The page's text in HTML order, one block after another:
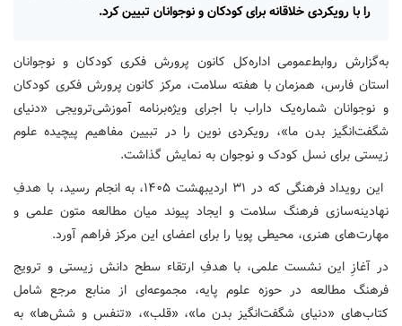
را با رویکردی خلاقانه برای کودکان و نوجوانان تبیین کرد.
به‌گزارش روابط‌عمومی اداره‌کل کانون پرورش فکری کودکان و نوجوانان
استان فارس، همزمان با هفته سلامت، مرکز کانون پرورش فکری کودکان
و نوجوانان شماره‌یک داراب با اجرای ویژه‌برنامه آموزشی‌ترویجی «دنیای
شگفت‌انگیز بدن ما»، رویکردی نوین را در تبیین مفاهیم پیچیده علوم
زیستی برای نسل کودک و نوجوان به نمایش گذاشت.
این رویداد فرهنگی که در ۳۱ اردیبهشت‌ ۱۴۰۵، به انجام رسید، با هدفِ
نهادینه‌سازی فرهنگ سلامت و ایجاد پیوند میان مطالعه متون علمی و
مهارت‌های هنری، محیطی پویا را برای اعضای این مرکز فراهم آورد.
در آغازِ این نشست علمی، با هدفِ ارتقاء سطح دانش زیستی و ترویج
فرهنگ مطالعه در حوزه علوم پایه، مجموعه‌ای از منابع مرجع شامل
کتاب‌های «دنیای شگفت‌انگیز بدن ما»، «قلب»، «تنفس و شش‌ها» به